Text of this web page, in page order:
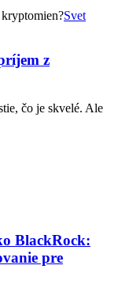
Svet
z
čo je skvelé. Ale
BlackRock:
pre